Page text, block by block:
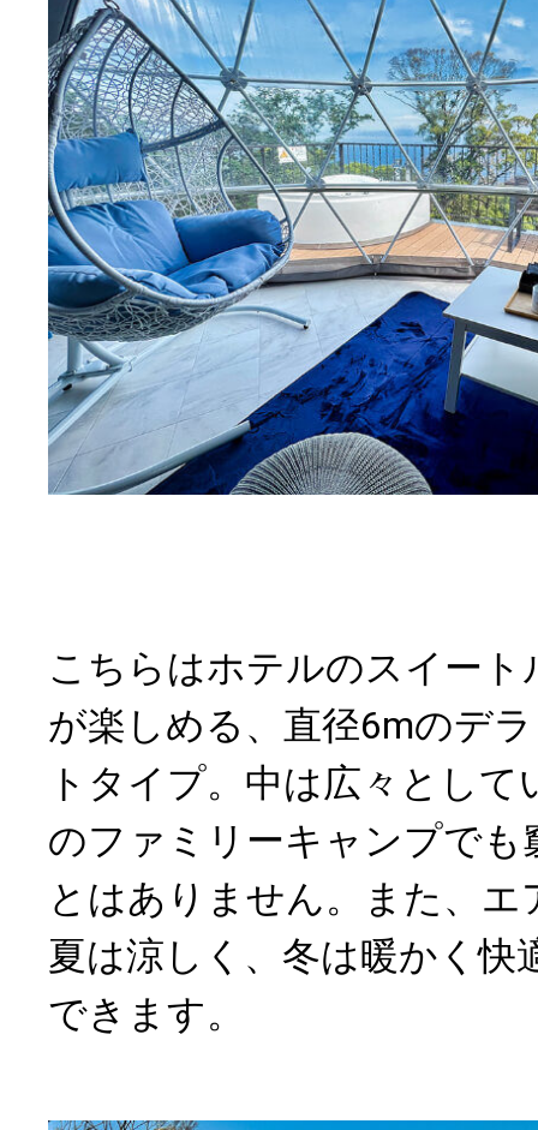
こちらはホテルのスイート
が楽しめる、直径6mのデ
トタイプ。中は広々とし
のファミリーキャンプでも
とはありません。また、
夏は涼しく、冬は暖かく快
できます。